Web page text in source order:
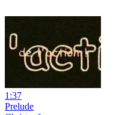
1:37
Prelude